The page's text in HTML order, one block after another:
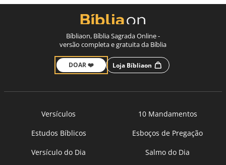
Bíbliaon, Bíblia Sagrada Online -
versão completa e gratuita da Bíblia
DOAR ❤️ Loja Bíbliaon
Versículos
10 Mandamentos
Estudos Bíblicos
Esboços de Pregação
Versículo do Dia
Salmo do Dia